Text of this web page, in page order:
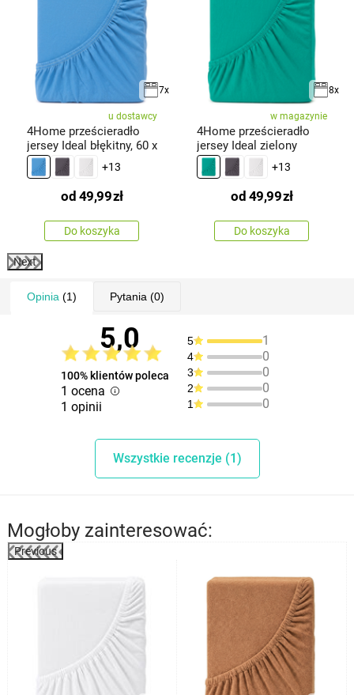
7x
u dostawcy
4Home prześcieradło
jersey Ideal błękitny, 60 x
+13
od 49,99zł
Do koszyka
8x
w magazynie
4Home prześcieradło
jersey Ideal zielony
+13
od 49,99zł
Do koszyka
Next
Opinia (1) Pytania (0)
5,0
100% klientów poleca
1 ocena
1 opinii
5 1
4 0
3 0
2 0
1 0
Wszystkie recenzje (1)
Mogłoby zainteresować:
Previous